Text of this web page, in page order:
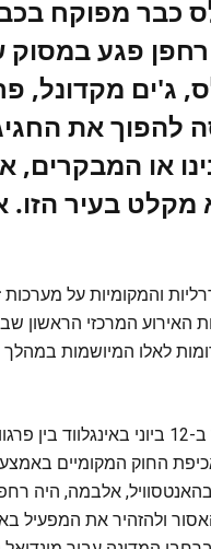
כבר מפוקח
רחפן פגע
ג'ים מקדונל,
להפוך את
או המבקרים,
בעיר הזו.
האירוע המרכזי הראשון
לאלו המיושמות
משחק המונדיאל הראשון בארה"ב ייערך ב-
החוק המקומיים באמצעי
ולהזהיר את המפעיל